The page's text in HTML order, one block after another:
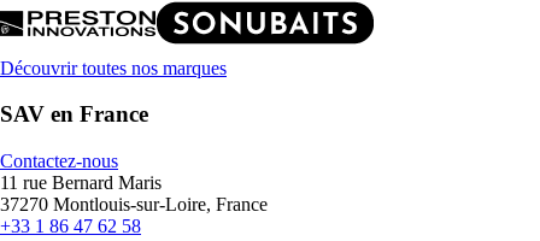
Découvrir toutes nos marques
SAV en France
Contactez-nous
11 rue Bernard Maris
37270 Montlouis-sur-Loire, France
+33 1 86 47 62 58